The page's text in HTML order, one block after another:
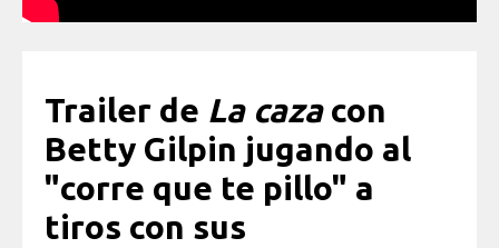
Trailer de La cazacon
Betty Gilpin jugando al
"corre que te pillo" a
tiros con sus